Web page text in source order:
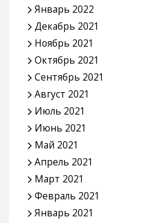
Январь 2022
Декабрь 2021
Ноябрь 2021
Октябрь 2021
Сентябрь 2021
Август 2021
Июль 2021
Июнь 2021
Май 2021
Апрель 2021
Март 2021
Февраль 2021
Январь 2021